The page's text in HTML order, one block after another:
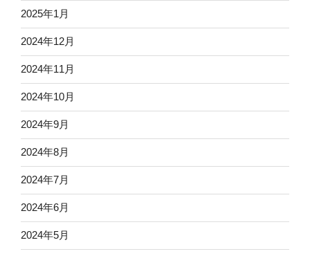
2025年1月
2024年12月
2024年11月
2024年10月
2024年9月
2024年8月
2024年7月
2024年6月
2024年5月